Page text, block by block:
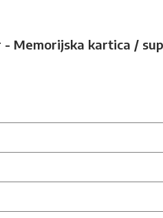
- Memorijska kartica /